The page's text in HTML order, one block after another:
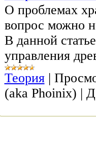
О проблемах
вопрос можно
В данной
управления
Теория|
(aka Phoinix) |